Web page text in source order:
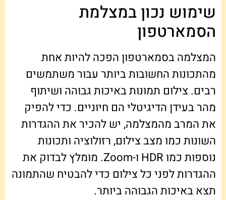
שימוש נכון במצלמת
הסמארטפון
המצלמה בסמארטפון הפכה להיות אחת
מהתכונות החשובות ביותר עבור משתמשים
רבים. צילום תמונות באיכות גבוהה ושיתוף
מהר בעידן הדיגיטלי הם חיוניים. כדי להפיק
את המרב מהמצלמה, יש להכיר את ההגדרות
השונות כמו מצב צילום, רזולוציה ותכונות
נוספות כמו HDR ו-Zoom. מומלץ לבדוק את
ההגדרות לפני כל צילום כדי להבטיח שהתמונה
תצא באיכות הגבוהה ביותר.